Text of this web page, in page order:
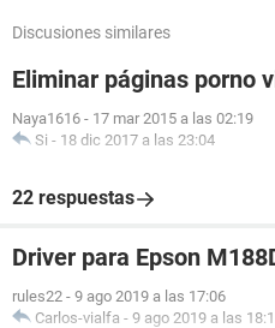
Fabricante Intel
Versión Intel(R) Celeron(R) CPU
Reloj externo 100 MHz
Velocidad de reloj actual 2500
Tipo Central Processor
Estado Activado
Identificación del socket Socket
realizar trabajos de la
Discusiones similares
Eliminar páginas porno
Naya1616 - 17 mar 2015 a las 02:19
Si - 18 dic 2017 a las 23:04
22 respuestas
Driver para Epson
rules22 - 9 ago 2019 a las 17:06
Carlos-vialfa - 9 ago 2019 a las